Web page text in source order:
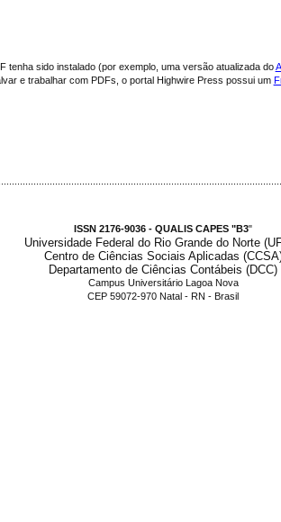
tenha sido instalado (por exemplo, uma versão atualizada do
e trabalhar com PDFs, o portal Highwire Press possui um
ISSN 2176-9036 - QUALIS CAPES "B3"
Universidade Federal do Rio Grande do Norte
Centro de Ciências Sociais Aplicadas
Departamento de Ciências Contábeis (DCC)
Campus Universitário Lagoa Nova
CEP 59072-970 Natal - RN - Brasil